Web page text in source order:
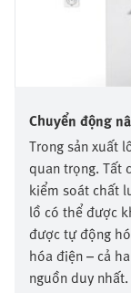
Chuyển động
Trong sản xuất
quan trọng. Tất
kiểm soát chất
lồ có thể được
được tự động
hóa điện – cả
nguồn duy nhất.